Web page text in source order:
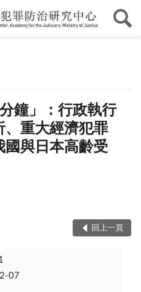
鐘」：行政執行
、重大經濟犯罪
國與日本高齡受
回上一頁
07